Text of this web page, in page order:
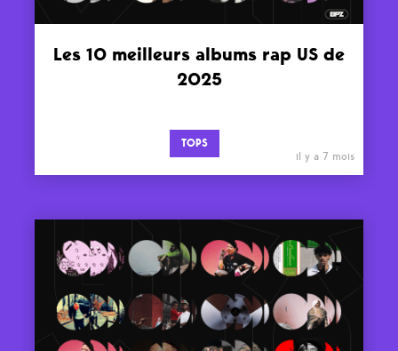
Les 10 meilleurs albums rap US de
2025
TOPS
il y a 7 mois